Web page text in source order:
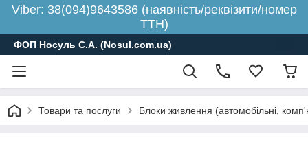
Viber: 38(094)9643586 (наявність/реквізити/номер
ТТН)
ФОП Носуль С.А. (Nosul.com.ua)
Товари та послуги Блоки живлення (автомобільні,